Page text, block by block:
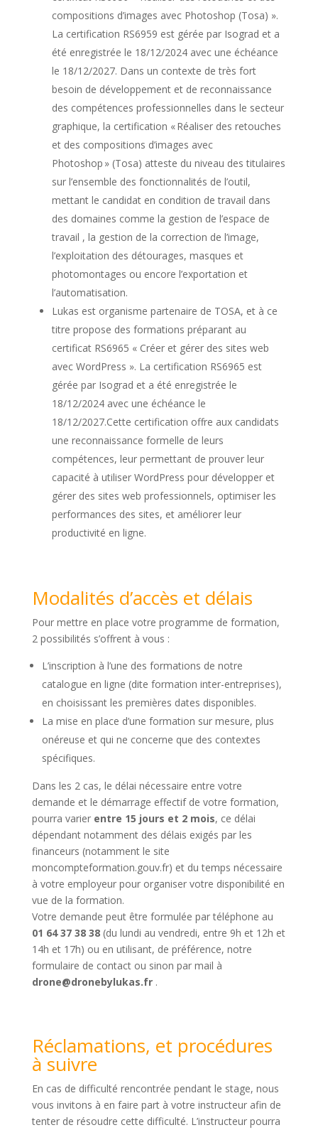
compositions d’images avec Photoshop (Tosa) ».
La certification RS6959 est gérée par Isograd et a
été enregistrée le 18/12/2024 avec une échéance
le 18/12/2027. Dans un contexte de très fort
besoin de développement et de reconnaissance
des compétences professionnelles dans le secteur
graphique, la certification « Réaliser des retouches
et des compositions d’images avec
Photoshop » (Tosa) atteste du niveau des titulaires
sur l’ensemble des fonctionnalités de l’outil,
mettant le candidat en condition de travail dans
des domaines comme la gestion de l’espace de
travail , la gestion de la correction de l’image,
l’exploitation des détourages, masques et
photomontages ou encore l’exportation et
l’automatisation.
Lukas est organisme partenaire de TOSA, et à ce
titre propose des formations préparant au
certificat RS6965 « Créer et gérer des sites web
avec WordPress ». La certification RS6965 est
gérée par Isograd et a été enregistrée le
18/12/2024 avec une échéance le
18/12/2027.Cette certification offre aux candidats
une reconnaissance formelle de leurs
compétences, leur permettant de prouver leur
capacité à utiliser WordPress pour développer et
gérer des sites web professionnels, optimiser les
performances des sites, et améliorer leur
productivité en ligne.
Modalités d’accès et délais
Pour mettre en place votre programme de formation,
2 possibilités s’offrent à vous :
L’inscription à l’une des formations de notre
catalogue en ligne (dite formation inter-entreprises),
en choisissant les premières dates disponibles.
La mise en place d’une formation sur mesure, plus
onéreuse et qui ne concerne que des contextes
spécifiques.
Dans les 2 cas, le délai nécessaire entre votre
demande et le démarrage effectif de votre formation,
pourra varierentre 15 jours et 2 mois, ce délai
dépendant notamment des délais exigés par les
financeurs (notamment le site
moncompteformation.gouv.fr) et du temps nécessaire
à votre employeur pour organiser votre disponibilité en
vue de la formation.
Votre demande peut être formulée par téléphone au
01 64 37 38 38(du lundi au vendredi, entre 9h et 12h et
14h et 17h) ou en utilisant, de préférence, notre
formulaire de contact ou sinon par mail à
drone@dronebylukas.fr.
Réclamations, et procédures
à suivre
En cas de difficulté rencontrée pendant le stage, nous
vous invitons à en faire part à votre instructeur afin de
tenter de résoudre cette difficulté. L’instructeur pourra